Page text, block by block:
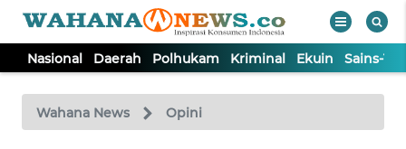
Nasional Daerah Polhukam Kriminal Ekuin Sains-
Wahana News Opini
TV
Tutup